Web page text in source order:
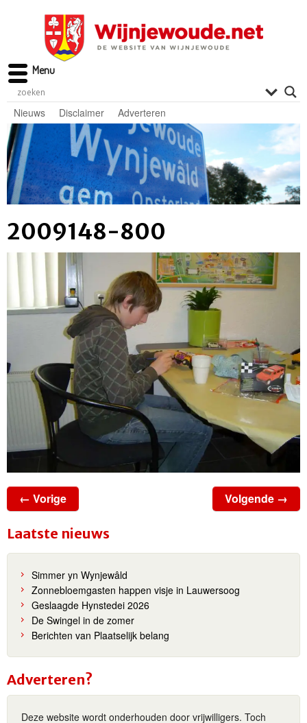
Nieuws Disclaimer Adverteren
2009148-800
← Vorige Volgende →
Laatste nieuws
Simmer yn Wynjewâld
Zonnebloemgasten happen visje in Lauwersoog
Geslaagde Hynstedei 2026
De Swingel in de zomer
Berichten van Plaatselijk belang
Adverteren?
Deze website wordt onderhouden door vrijwilligers. Toch
Menu